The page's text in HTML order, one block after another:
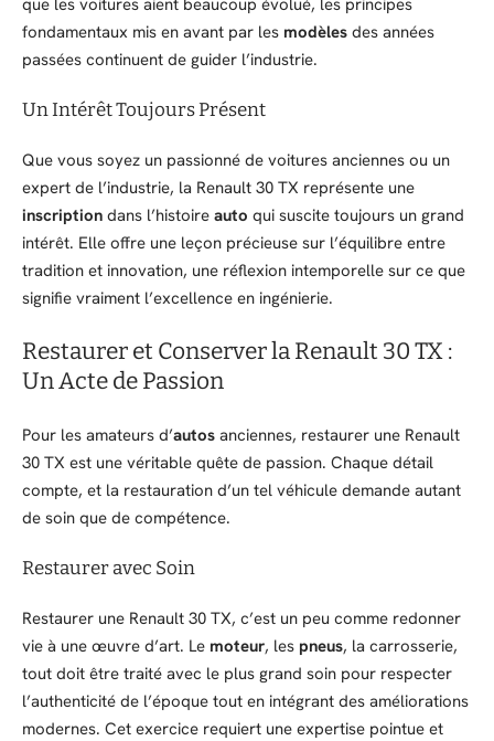
fondamentaux mis en avant par les modèles des années
passées continuent de guider l’industrie.
Un Intérêt Toujours Présent
Que vous soyez un passionné de voitures anciennes ou un
expert de l’industrie, la Renault 30 TX représente une
inscription dans l’histoire auto qui suscite toujours un grand
intérêt. Elle offre une leçon précieuse sur l’équilibre entre
tradition et innovation, une réflexion intemporelle sur ce que
signifie vraiment l’excellence en ingénierie.
Restaurer et Conserver la Renault 30 TX :
Un Acte de Passion
Pour les amateurs d’autos anciennes, restaurer une Renault
30 TX est une véritable quête de passion. Chaque détail
compte, et la restauration d’un tel véhicule demande autant
de soin que de compétence.
Restaurer avec Soin
Restaurer une Renault 30 TX, c’est un peu comme redonner
vie à une œuvre d’art. Le moteur, les pneus, la carrosserie,
tout doit être traité avec le plus grand soin pour respecter
l’authenticité de l’époque tout en intégrant des améliorations
modernes. Cet exercice requiert une expertise pointue et